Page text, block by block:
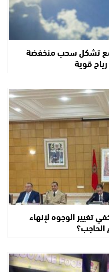
مع تشكل سحب منخفضة
قوية
تغيير الوجوه لإنهاء
الحاجب؟